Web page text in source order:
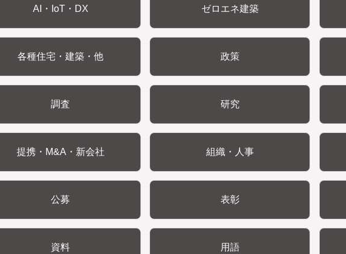
AI・IoT・DX ゼロエネ建築
各種住宅・建築・他 政策
調査 研究
提携・M&A・新会社 組織・人事
公募 表彰
資料 用語